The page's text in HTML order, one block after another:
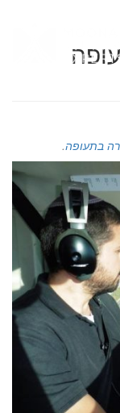
בתעופה.